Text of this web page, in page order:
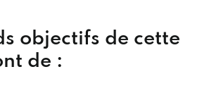
objectifs de cette
de :